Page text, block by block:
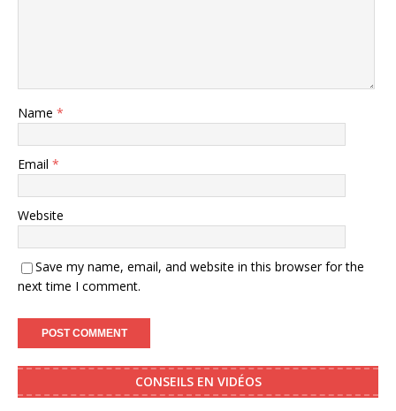
Name *
Email *
Website
Save my name, email, and website in this browser for the
next time I comment.
CONSEILS EN VIDÉOS